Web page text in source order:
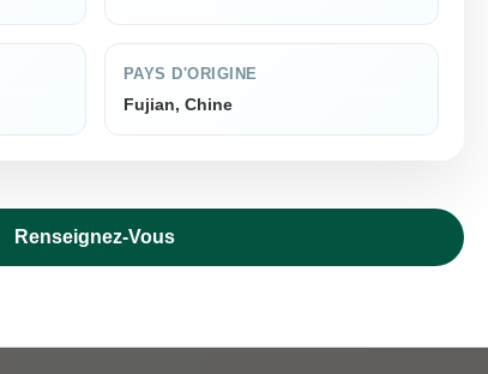
PAYS D'ORIGINE
Fujian, Chine
Renseignez-Vous